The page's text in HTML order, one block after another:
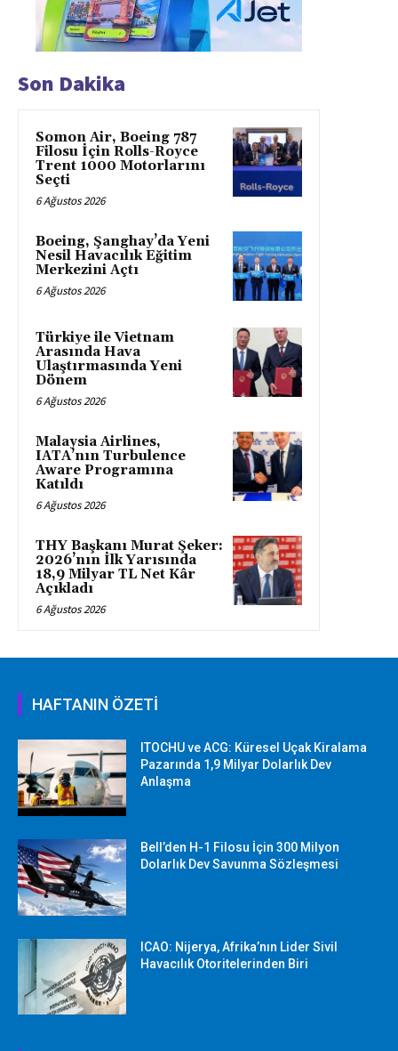
Son Dakika
Somon Air, Boeing 787
Filosu İçin Rolls-Royce
Trent 1000 Motorlarını
Seçti
6 Ağustos 2026
Boeing, Şanghay’da Yeni
Nesil Havacılık Eğitim
Merkezini Açtı
6 Ağustos 2026
Türkiye ile Vietnam
Arasında Hava
Ulaştırmasında Yeni
Dönem
6 Ağustos 2026
Malaysia Airlines,
IATA’nın Turbulence
Aware Programına
Katıldı
6 Ağustos 2026
THY Başkanı Murat Şeker:
2026’nın İlk Yarısında
18,9 Milyar TL Net Kâr
Açıkladı
6 Ağustos 2026
HAFTANIN ÖZETİ
ITOCHU ve ACG: Küresel Uçak Kiralama
Pazarında 1,9 Milyar Dolarlık Dev
Anlaşma
Bell’den H-1 Filosu İçin 300 Milyon
Dolarlık Dev Savunma Sözleşmesi
ICAO: Nijerya, Afrika’nın Lider Sivil
Havacılık Otoritelerinden Biri